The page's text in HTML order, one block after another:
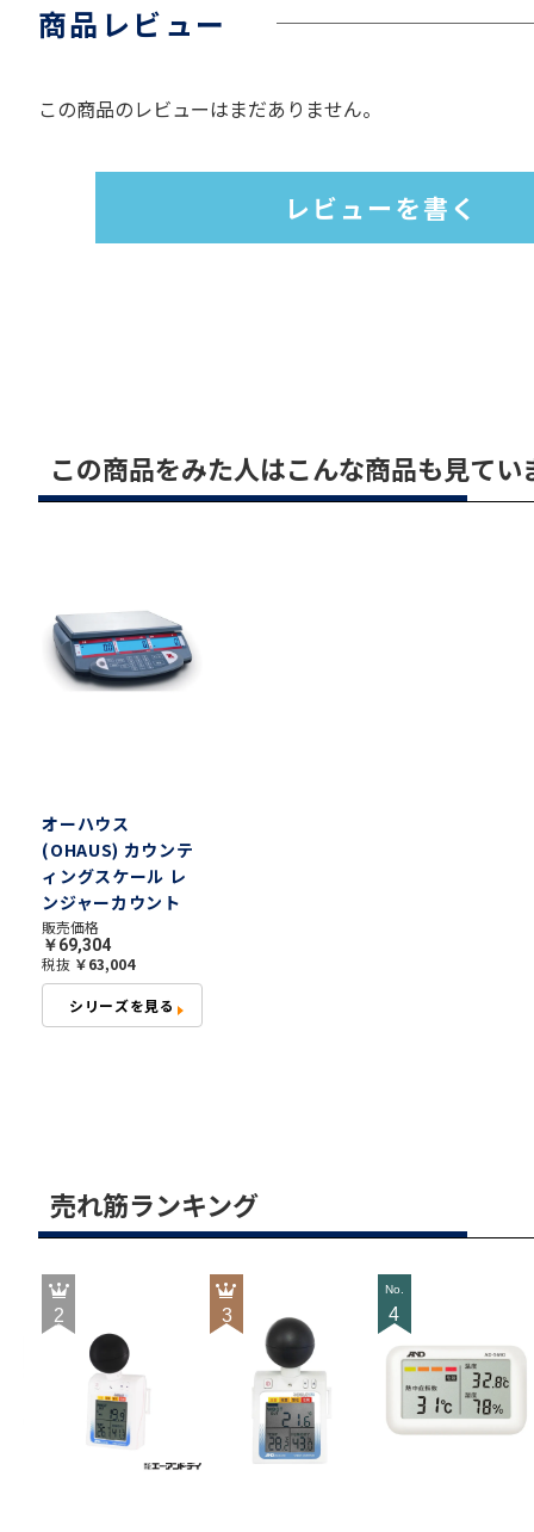
商品レビュー
この商品のレビューはまだありません。
レビューを書く
この商品をみた人はこんな商品も見てい
オーハウス
(OHAUS) カウンテ
ィングスケール レ
ンジャーカウント
1000シリーズ RC11
販売価格
￥69,304
税抜 ￥63,004
シリーズを見る
売れ筋ランキング
2 3 4